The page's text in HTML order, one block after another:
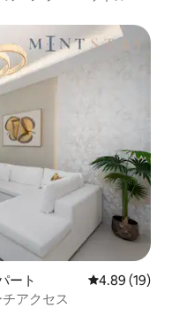
ート レビュー19
4.89 (19)
アクセス